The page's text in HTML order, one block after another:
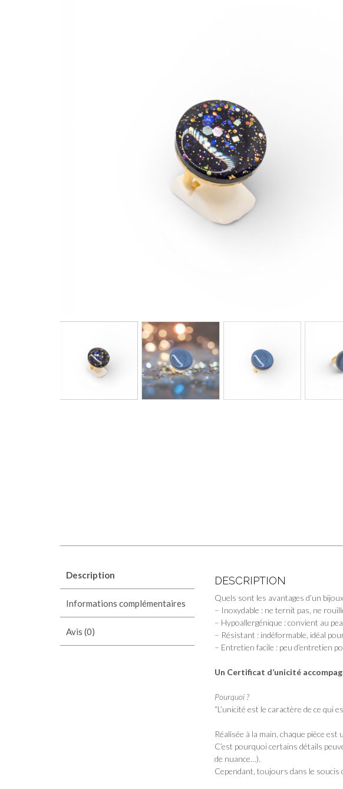
Description
Informations complémentaires
Avis (0)
DESCRIPTION
Quels sont les avantages d’un
– Inoxydable : ne ternit pas, ne
– Hypoallergénique : convient au
– Résistant : indéformable, idéal
– Entretien facile : peu d’entretien
Un Certificat d’unicité
Pourquoi ?
“L’unicité est le caractère de ce qui
Réalisée à la main, chaque pièce est
C’est pourquoi certains détails
de nuance…).
Cependant, toujours dans le soucis